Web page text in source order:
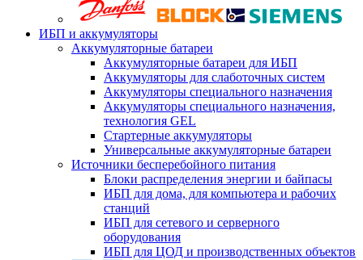
ИБП и аккумуляторы
Аккумуляторные батареи
Аккумуляторные батареи для ИБП
Аккумуляторы для слаботочных систем
Аккумуляторы специального назначения
Аккумуляторы специального назначения,
технология GEL
Стартерные аккумуляторы
Универсальные аккумуляторные батареи
Источники бесперебойного питания
Блоки распределения энергии и байпасы
ИБП для дома, для компьютера и рабочих
станций
ИБП для сетевого и серверного
оборудования
ИБП для ЦОД и производственных объектов